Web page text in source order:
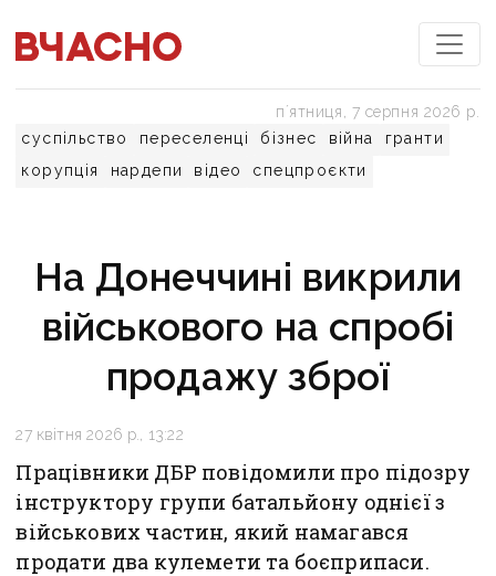
суспільство переселенці бізнес війна
гранти
корупція
нардепи відео спецпроєкти
пʼятниця, 7 серпня 2026 р.
На Донеччині викрили
військового на спробі
продажу зброї
27 квітня 2026 р., 13:22
Працівники ДБР повідомили про підозру
інструктору групи батальйону однієї з
військових частин, який намагався
продати два кулемети та боєприпаси.